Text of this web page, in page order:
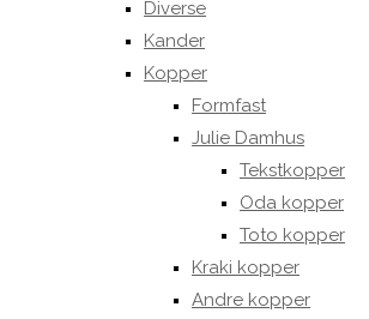
Diverse
Kander
Kopper
Formfast
Julie Damhus
Tekstkopper
Oda kopper
Toto kopper
Kraki kopper
Andre kopper